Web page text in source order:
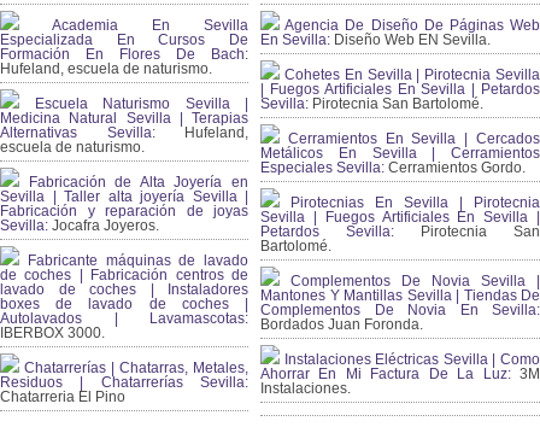
Academia En Sevilla
Especializada En Cursos De
Formación En Flores De Bach:
Hufeland, escuela de naturismo.
Escuela Naturismo Sevilla |
Medicina Natural Sevilla | Terapias
Alternativas Sevilla: Hufeland,
escuela de naturismo.
Fabricación de Alta Joyería en
Sevilla | Taller alta joyería Sevilla |
Fabricación y reparación de joyas
Sevilla: Jocafra Joyeros.
Fabricante máquinas de lavado
de coches | Fabricación centros de
lavado de coches | Instaladores
boxes de lavado de coches |
Autolavados | Lavamascotas:
IBERBOX 3000.
Chatarrerías | Chatarras, Metales,
Residuos | Chatarrerías Sevilla:
Chatarreria El Pino
Agencia De Diseño De Páginas Web
En Sevilla: Diseño Web EN Sevilla.
Cohetes En Sevilla | Pirotecnia Sevilla
| Fuegos Artificiales En Sevilla | Petardos
Sevilla: Pirotecnia San Bartolomé.
Cerramientos En Sevilla | Cercados
Metálicos En Sevilla | Cerramientos
Especiales Sevilla: Cerramientos Gordo.
Pirotecnias En Sevilla | Pirotecnia
Sevilla | Fuegos Artificiales En Sevilla |
Petardos Sevilla: Pirotecnia San
Bartolomé.
Complementos De Novia Sevilla |
Mantones Y Mantillas Sevilla | Tiendas De
Complementos De Novia En Sevilla:
Bordados Juan Foronda.
Instalaciones Eléctricas Sevilla | Como
Ahorrar En Mi Factura De La Luz:3M
Instalaciones.